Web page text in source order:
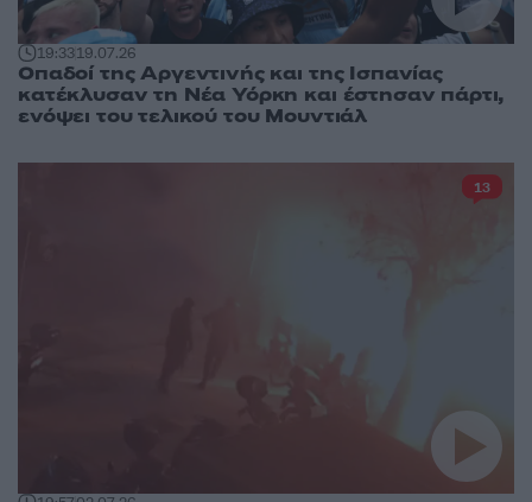
19:3319.07.26
Οπαδοί της Αργεντινής και της Ισπανίας
κατέκλυσαν τη Νέα Υόρκη και έστησαν πάρτι,
ενόψει του τελικού του Μουντιάλ
13